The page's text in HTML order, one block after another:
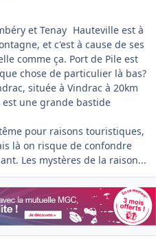
et Tenay Hauteville est à
et c'est à cause de ses
comme ça. Port de Pile est
chose de particulier là bas?
située à Vindrac à 20km
une grande bastide
pour raisons touristiques,
là on risque de confondre
Les mystères de la raison...